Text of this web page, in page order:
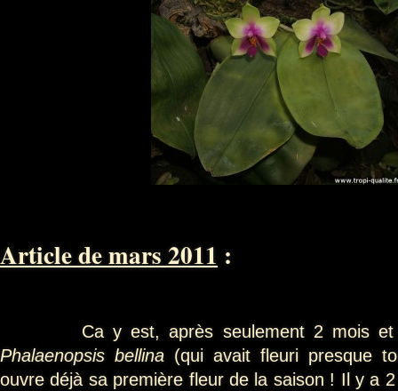
Article de mars 2011 :
Ca y est, après seulement 2 mois et
Phalaenopsis bellina (qui avait fleuri presque
ouvre déjà sa première fleur de la saison ! Il y a